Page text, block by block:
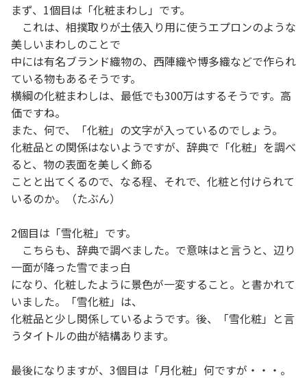
まず、1個目は「化粧まわし」です。
これは、相撲取りが土俵入り用に使うエプロンのような
美しいまわしのことで
中には有名ブランド織物の、西陣織や博多織などで作られ
ている物もあるそうです。
横綱の化粧まわしは、最低でも300万はするそうです。高
価ですね。
また、何で、「化粧」の文字が入っているのでしょう。
化粧品との関係はないようですが、辞典で「化粧」を調べ
ると、物の表面を美しく飾る
ことと出てくるので、なる程、それで、化粧と付けられて
いるのか。（たぶん）
2個目は「雪化粧」です。
こちらも、辞典で調べました。で意味はと言うと、辺り
一面が降った雪でまっ白
になり、化粧したように景色が一変すること。と書かれて
いました。「雪化粧」は、
化粧品と少し関係しているようです。後、「雪化粧」と言
うタイトルの曲が結構あります。
最後になりますが、3個目は「月化粧」何ですが・・・。